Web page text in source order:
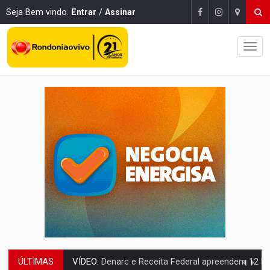
Seja Bem vindo. Entrar / Assinar
ÚLTIMAS VÍDEO: Denarc e Receita Federal apreendem 12 kg de skunk e arma que